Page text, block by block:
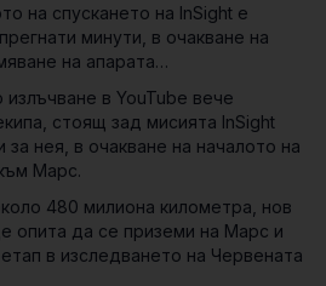
на спускането на InSight е
минути, в очакване на
на апарата…
в YouTube вече
стоящ зад мисията InSight
за нея, в очакване на началото на
Марс.
480 милиона километра, нов
опита да се приземи на Марс и
в изследването на Червената